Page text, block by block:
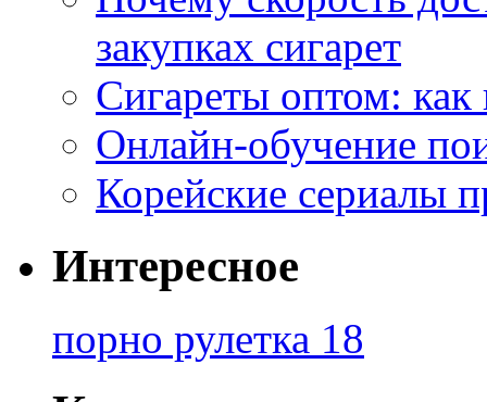
закупках сигарет
Сигареты оптом:
Онлайн-обучение
Корейские сериалы
Интересное
порно рулетка 18